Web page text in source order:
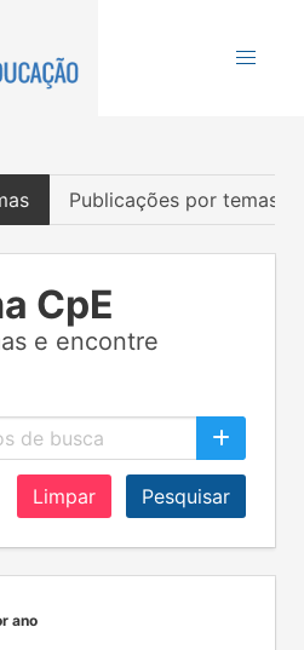
Publicações por temas
CpE
e encontre
Limpar Pesquisar
ano